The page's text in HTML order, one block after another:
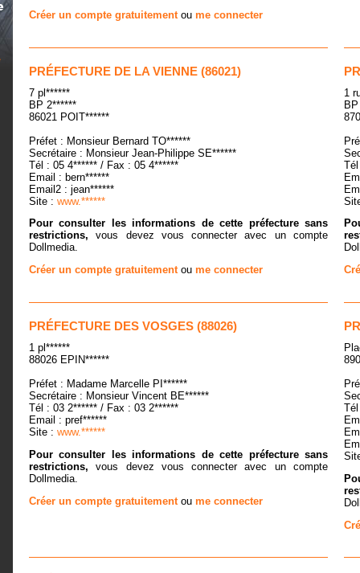
Créer un compte gratuitement ou me connecter
PRÉFECTURE DE LA VIENNE (86021)
7 pl******
BP 2******
86021 POIT******
Préfet : Monsieur Bernard TO******
Secrétaire : Monsieur Jean-Philippe SE******
Tél : 05 4****** / Fax : 05 4******
Email : bern******
Email2 : jean******
Site : www.******
Pour consulter les informations de cette préfecture sans
restrictions, vous devez vous connecter avec un compte
Dollmedia.
Créer un compte gratuitementou me connecter
1
PRÉFECTURE DES VOSGES (88026)
1 pl******
88026 EPIN******
Préfet : Madame Marcelle PI******
Secrétaire : Monsieur Vincent BE******
Tél : 03 2****** / Fax : 03 2******
Email : pref******
Site : www.******
Pour consulter les informations de cette préfecture sans
restrictions, vous devez vous connecter avec un compte
Dollmedia.
Créer un compte gratuitement ou me connecter